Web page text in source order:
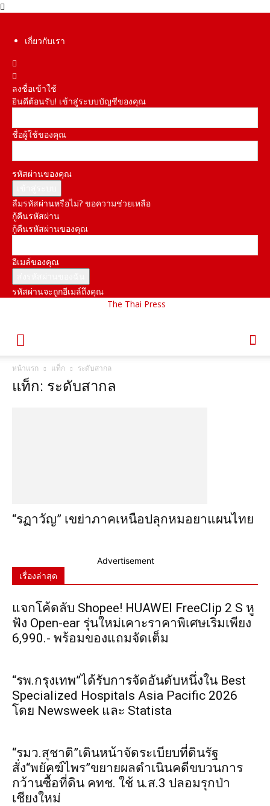
เกี่ยวกับเรา
ลงชื่อเข้าใช้
ยินดีต้อนรับ! เข้าสู่ระบบบัญชีของคุณ
ชื่อผู้ใช้ของคุณ
รหัสผ่านของคุณ
ลืมรหัสผ่านหรือไม่? ขอความช่วยเหลือ
กู้คืนรหัสผ่าน
กู้คืนรหัสผ่านของคุณ
อีเมล์ของคุณ
รหัสผ่านจะถูกอีเมล์ถึงคุณ
The Thai Press
หน้าแรก แท็ก ระดับสากล
แท็ก: ระดับสากล
“รฏาวัญ” เขย่าภาคเหนือปลุกหมอยาแผนไทย
Advertisement
เรื่องล่าสุด
แจกโค้ดลับ Shopee! HUAWEI FreeClip 2 S หู
ฟัง Open-ear รุ่นใหม่เคาะราคาพิเศษเริ่มเพียง
6,990.- พร้อมของแถมจัดเต็ม
“รพ.กรุงเทพ”ได้รับการจัดอันดับหนึ่งใน Best
Specialized Hospitals Asia Pacific 2026
โดย Newsweek และ Statista
“รมว.สุชาติ”เดินหน้าจัดระเบียบที่ดินรัฐ
สั่ง“พยัคฆ์ไพร”ขยายผลดำเนินคดีขบวนการ
กว้านซื้อที่ดิน คทช. ใช้ น.ส.3 ปลอมรุกป่า
เชียงใหม่